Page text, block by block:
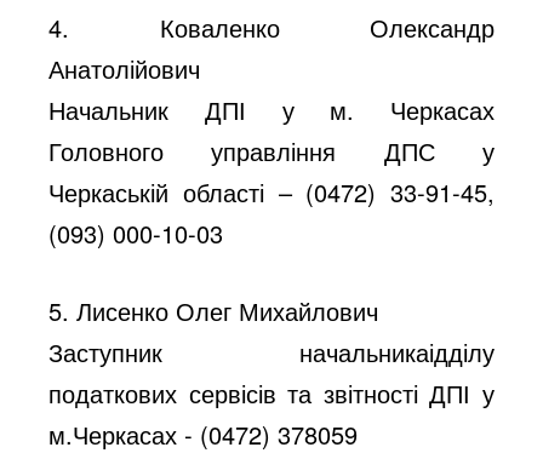
4. Коваленко Олександр
Анатолійович
Начальник ДПІ у м. Черкасах
Головного управління ДПС у
Черкаській області – (0472) 33-91-45,
(093) 000-10-03
5. Лисенко Олег Михайлович
Заступник начальникаідділу
податкових сервісів та звітності ДПІ у
м.Черкасах - (0472) 378059